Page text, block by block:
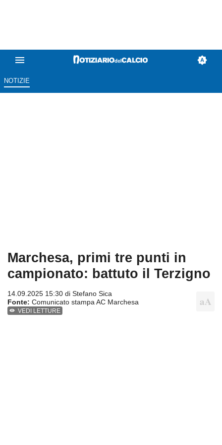
NOTIZIE
Marchesa, primi tre punti in
campionato: battuto il Terzigno
14.09.2025 15:30 di Stefano Sica
Fonte: Comunicato stampa AC Marchesa
VEDI LETTURE